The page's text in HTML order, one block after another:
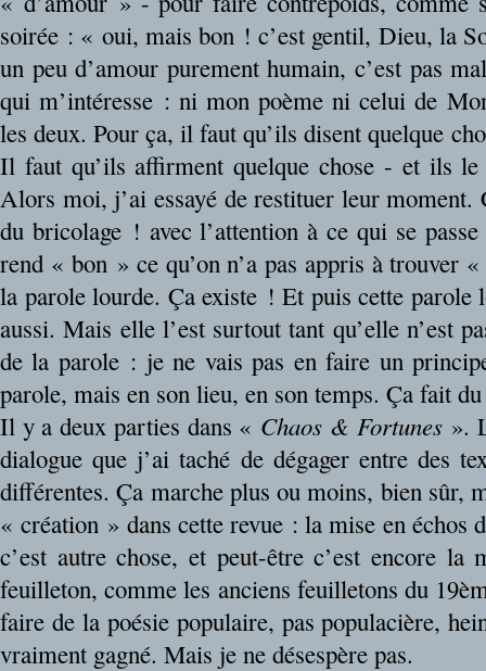
soirée : « oui, mais bon ! c’est gentil, Dieu, la
un peu d’amour purement humain, c’est pas
qui m’intéresse : ni mon poème ni celui de
les deux. Pour ça, il faut qu’ils disent quelque
Il faut qu’ils affirment quelque chose - et ils
Alors moi, j’ai essayé de restituer leur moment.
du bricolage ! avec l’attention à ce qui se
rend « bon » ce qu’on n’a pas appris à trouver
la parole lourde. Ça existe ! Et puis cette parole
aussi. Mais elle l’est surtout tant qu’elle n’est
de la parole : je ne vais pas en faire un
parole, mais en son lieu, en son temps. Ça fait
Il y a deux parties dans « Chaos & Fortunes».
dialogue que j’ai taché de dégager entre des
différentes. Ça marche plus ou moins, bien sûr,
« création » dans cette revue : la mise en échos
c’est autre chose, et peut-être c’est encore la
feuilleton, comme les anciens feuilletons du
faire de la poésie populaire, pas populacière,
vraiment gagné. Mais je ne désespère pas.